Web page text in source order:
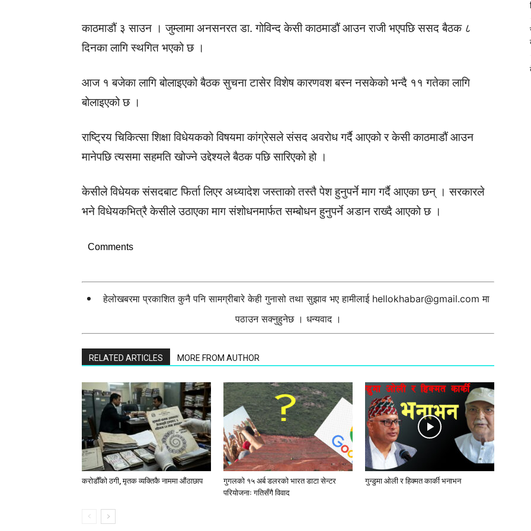
काठमाडौं ३ साउन । जुम्लामा अनसनरत डा. गोविन्द केसी काठमाडौं आउन राजी भएपछि ससद बैठक ८
दिनका लागि स्थगित भएको छ ।
आज १ बजेका लागि बोलाइएको बैठक सुचना टासेर विशेष कारणवश बस्न नसकेको भन्दै ११ गतेका लागि
बोलाइएको छ ।
राष्ट्रिय चिकित्सा शिक्षा विधेयकको विषयमा कांग्रेसले संसद अवरोध गर्दै आएको र केसी काठमाडौं आउन
मानेपछि त्यसमा सहमति खोज्ने उद्देश्यले बैठक पछि सारिएको हो ।
केसीले विधेयक संसदबाट फिर्ता लिएर अध्यादेश जस्ताको तस्तै पेश हुनुपर्ने माग गर्दै आएका छन् । सरकारले
भने विधेयकभित्रै केसीले उठाएका माग संशोधनमार्फत सम्बोधन हुनुपर्ने अडान राख्दै आएको छ ।
Comments
हेलोखबरमा प्रकाशित कुनै पनि सामग्रीबारे केही गुनासो तथा सुझाव भए हामीलाई hellokhabar@gmail.com मा
पठाउन सक्नुहुनेछ । धन्यवाद ।
RELATED ARTICLES MORE FROM AUTHOR
करोडौँको ठगी, मृतक व्यक्तिकै नाममा औंठाछाप
गुगलको १५ अर्ब डलरको भारत डाटा सेन्टर
परियोजनाः गतिसँगै विवाद
गुन्डुमा ओली र हिक्मत कार्की भनाभन